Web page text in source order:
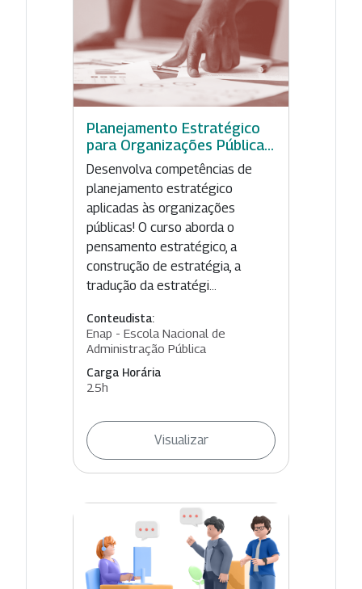
Planejamento Estratégico
para Organizações Pública...
Desenvolva competências de
planejamento estratégico
aplicadas às organizações
públicas! O curso aborda o
pensamento estratégico, a
construção de estratégia, a
tradução da estratégi...
Conteudista:
Enap - Escola Nacional de
Administração Pública
Carga Horária
25h
Visualizar